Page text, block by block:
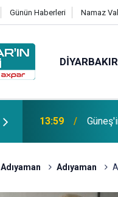
Günün Haberleri Namaz
DIYARBAKIR
11:30
Adıyaman Adıyaman